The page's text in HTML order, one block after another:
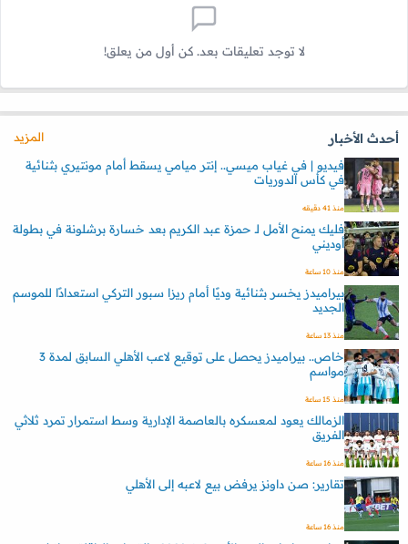
لا توجد تعليقات بعد. كن أول من يعلق!
أحدث الأخبار
المزيد
فيديو | في غياب ميسي.. إنتر ميامي يسقط أمام مونتيري بثنائية
في كأس الدوريات
منذ 41 دقيقه
فليك يمنح الأمل لـ حمزة عبد الكريم بعد خسارة برشلونة في بطولة
أوديني
منذ 10 ساعة
بيراميدز يخسر بثنائية وديًا أمام ريزا سبور التركي استعدادًا للموسم
الجديد
منذ 13 ساعة
خاص.. بيراميدز يحصل على توقيع لاعب الأهلي السابق لمدة 3
مواسم
منذ 15 ساعة
الزمالك يعود لمعسكره بالعاصمة الإدارية وسط استمرار تمرد ثلاثي
الفريق
منذ 16 ساعة
تقارير: صن داونز يرفض بيع لاعبه إلى الأهلي
منذ 16 ساعة